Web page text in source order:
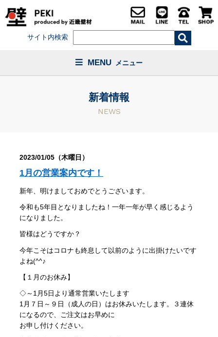
サイト内検索
MENU メニュー
新着情報
NEWS
2023/01/05（木曜日）
1月の営業案内です！
新年、明けましておめでとうございます。
令和も5年目となりましたね！一年一年が早く感じるよう
になりました。
皆様はどうですか？
今年こそはコロナも終息して以前のように出掛けたいです
よね(^^♪
【１月のお休み】
◇～1月5日より通常営業いたします
1月７日～９日（成人の日）はお休みいたします。３連休
になるので、ご注文はお早めに
お申し付けください。